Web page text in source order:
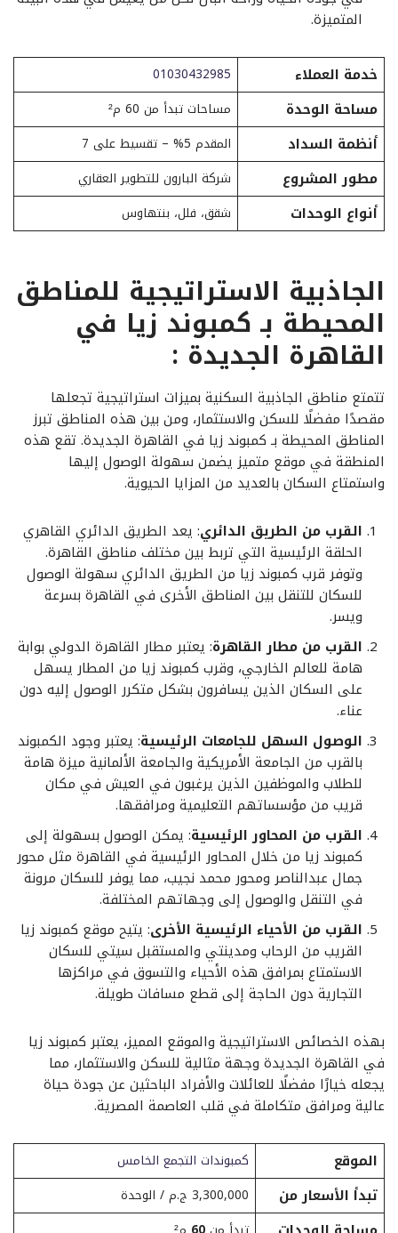
المتميزة.
خدمة العملاء 01030432985
مساحة الوحدة مساحات تبدأ من 60 م²
أنظمة السداد المقدم 5% – تقسيط على 7
مطور المشروع شركة البارون للتطوير العقاري
أنواع الوحدات شقق، فلل، بنتهاوس
الجاذبية الاستراتيجية للمناطق
المحيطة بـ كمبوند زيا في
القاهرة الجديدة :
تتمتع مناطق الجاذبية السكنية بميزات استراتيجية تجعلها
مقصدًا مفضلًا للسكن والاستثمار، ومن بين هذه المناطق تبرز
المناطق المحيطة بـ كمبوند زيا في القاهرة الجديدة. تقع هذه
المنطقة في موقع متميز يضمن سهولة الوصول إليها
واستمتاع السكان بالعديد من المزايا الحيوية.
القرب من الطريق الدائري: يعد الطريق الدائري القاهري
الحلقة الرئيسية التي تربط بين مختلف مناطق القاهرة.
وتوفر قرب كمبوند زيا من الطريق الدائري سهولة الوصول
للسكان للتنقل بين المناطق الأخرى في القاهرة بسرعة
ويسر.
القرب من مطار القاهرة: يعتبر مطار القاهرة الدولي بوابة
هامة للعالم الخارجي، وقرب كمبوند زيا من المطار يسهل
على السكان الذين يسافرون بشكل متكرر الوصول إليه دون
عناء.
الوصول السهل للجامعات الرئيسية: يعتبر وجود الكمبوند
بالقرب من الجامعة الأمريكية والجامعة الألمانية ميزة هامة
للطلاب والموظفين الذين يرغبون في العيش في مكان
قريب من مؤسساتهم التعليمية ومرافقها.
القرب من المحاور الرئيسية: يمكن الوصول بسهولة إلى
كمبوند زيا من خلال المحاور الرئيسية في القاهرة مثل محور
جمال عبدالناصر ومحور محمد نجيب، مما يوفر للسكان مرونة
في التنقل والوصول إلى وجهاتهم المختلفة.
القرب من الأحياء الرئيسية الأخرى: يتيح موقع كمبوند زيا
القريب من الرحاب ومدينتي والمستقبل سيتي للسكان
الاستمتاع بمرافق هذه الأحياء والتسوق في مراكزها
التجارية دون الحاجة إلى قطع مسافات طويلة.
بهذه الخصائص الاستراتيجية والموقع المميز، يعتبر كمبوند زيا
في القاهرة الجديدة وجهة مثالية للسكن والاستثمار، مما
يجعله خيارًا مفضلًا للعائلات والأفراد الباحثين عن جودة حياة
عالية ومرافق متكاملة في قلب العاصمة المصرية.
الموقع كمبوندات التجمع الخامس
تبدأ الأسعار من 3,300,000 ج.م / الوحدة